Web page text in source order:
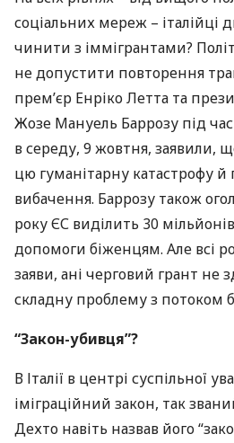
соціальних мереж – італійці
чинити з іммігрантами?
не допустити повторення
прем’єр Енріко Летта та
Жозе Мануель Баррозу під
в середу, 9 жовтня, заявили,
цю гуманітарну катастрофу
вибачення. Баррозу також
року ЄС виділить 30
допомоги біженцям. Але всі
заяви, ані черговий грант не
складну проблему з потоком
“Закон-убивця”?
В Італії в центрі суспільної
іміграційний закон, так
Дехто навіть назвав його